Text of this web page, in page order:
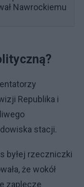
Nawrockiemu
Republika i
stacji.
byłej rzeczniczki
że wokół
zaplecze